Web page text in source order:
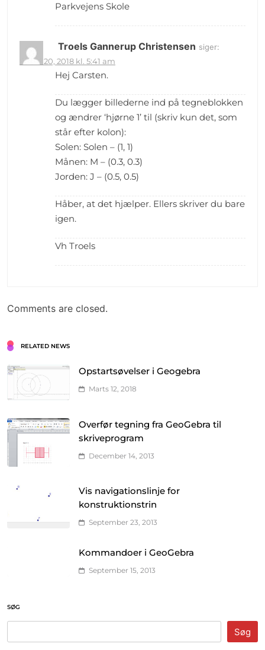
Parkvejens Skole
Troels Gannerup Christensen siger:
marts 20, 2018 kl. 5:41 am
Hej Carsten.
Du lægger billederne ind på tegneblokken
og ændrer ‘hjørne 1’ til (skriv kun det, som
står efter kolon):
Solen: Solen – (1, 1)
Månen: M – (0.3, 0.3)
Jorden: J – (0.5, 0.5)
Håber, at det hjælper. Ellers skriver du bare
igen.
Vh Troels
Comments are closed.
RELATED NEWS
Opstartsøvelser i Geogebra
Marts 12, 2018
Overfør tegning fra GeoGebra til
skriveprogram
December 14, 2013
Vis navigationslinje for
konstruktionstrin
September 23, 2013
Kommandoer i GeoGebra
September 15, 2013
SØG
Søg